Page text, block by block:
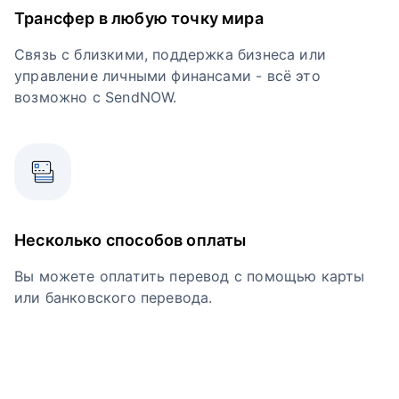
Трансфер в любую точку мира
Связь с близкими, поддержка бизнеса или
управление личными финансами - всё это
возможно с SendNOW.
Несколько способов оплаты
Вы можете оплатить перевод с помощью карты
или банковского перевода.